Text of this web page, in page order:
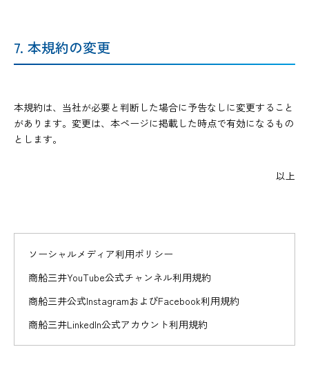
7. 本規約の変更
本規約は、当社が必要と判断した場合に予告なしに変更すること
があります。変更は、本ページに掲載した時点で有効になるもの
とします。
以上
ソーシャルメディア利用ポリシー
商船三井YouTube公式チャンネル利用規約
商船三井公式InstagramおよびFacebook利用規約
商船三井LinkedIn公式アカウント利用規約